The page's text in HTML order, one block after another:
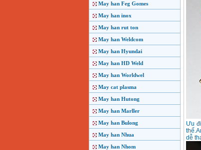
May han Feg Gomes
May han inox
May han rut ton
May han Weldcom
May han Hyundai
May han HD Weld
May han Worldwel
May cat plasma
May han Hutong
May han Marller
May han Bulong
May han Nhua
May han Nhom
Ưu
dễ